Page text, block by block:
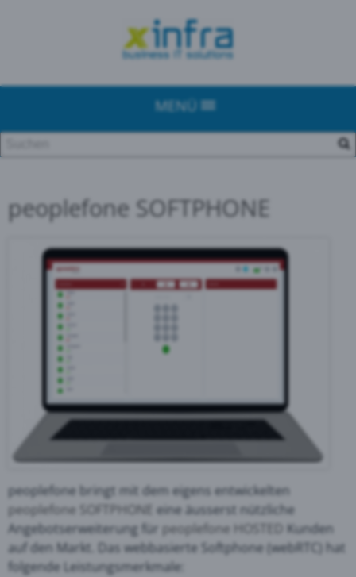
MENÜ
peoplefone SOFTPHONE
peoplefone bringt mit dem eigens entwickelten
peoplefone SOFTPHONE eine äusserst nützliche
Angebotserweiterung für peoplefone HOSTED
Kunden
auf den Markt. Das webbasierte Softphone (webRTC) hat
folgende Leistungsmerkmale: